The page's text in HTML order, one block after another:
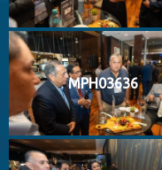
MPH03636